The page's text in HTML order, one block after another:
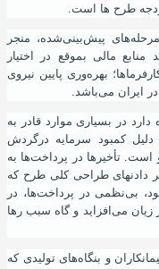
طرح ها است.
پیش‌بینی‌شده‌، منجر
مالی بموقع در اختیار
بهره‌وری پایین نیروی
ایران می‌باشد.
در بسیاری موارد قادر به
کمبود سرمایه درگردش
است. تأخیرها در پرداخت‌ها به
دادنهای طراحی کلی طرح که
بی‌نظمی در پرداخت‌ها، در
می‌افزاید و گاه سبب رها
و بنگاه‌های تولیدی که